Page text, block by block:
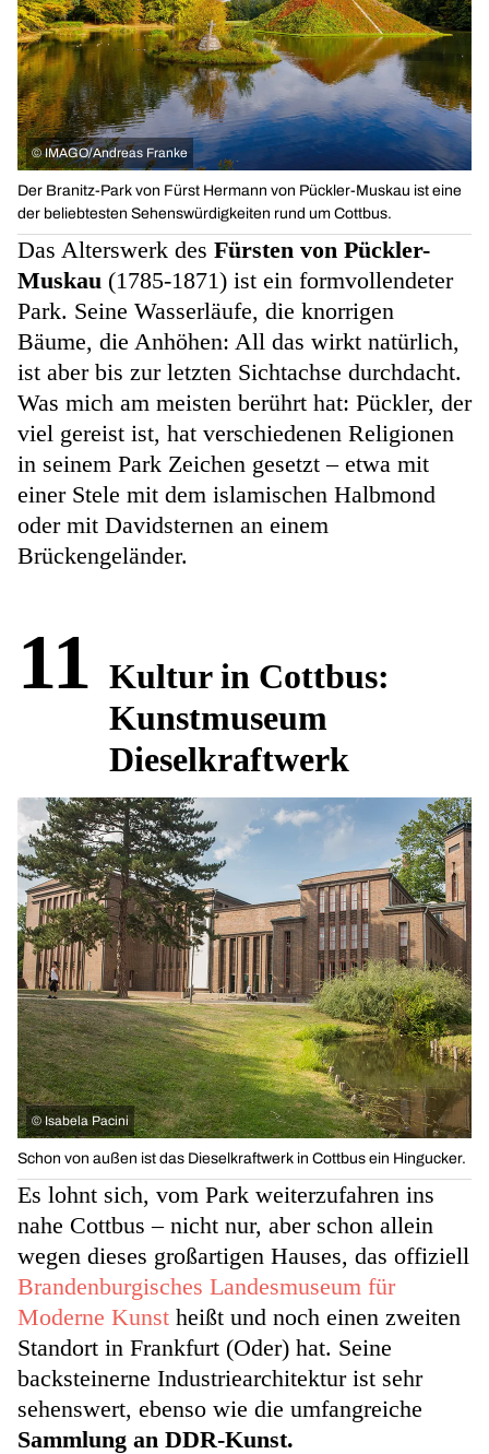
© IMAGO/Andreas Franke
Der Branitz-Park von Fürst Hermann von Pückler-Muskau ist eine
der beliebtesten Sehenswürdigkeiten rund um Cottbus.
Das Alterswerk des Fürsten von Pückler-
Muskau (1785-1871) ist ein formvollendeter
Park. Seine Wasserläufe, die knorrigen
Bäume, die Anhöhen: All das wirkt natürlich,
ist aber bis zur letzten Sichtachse durchdacht.
Was mich am meisten berührt hat: Pückler, der
viel gereist ist, hat verschiedenen Religionen
in seinem Park Zeichen gesetzt – etwa mit
einer Stele mit dem islamischen Halbmond
oder mit Davidsternen an einem
Brückengeländer.
11 Kultur in Cottbus:
Kunstmuseum
Dieselkraftwerk
© Isabela Pacini
Schon von außen ist das Dieselkraftwerk in Cottbus ein Hingucker.
Es lohnt sich, vom Park weiterzufahren ins
nahe Cottbus – nicht nur, aber schon allein
wegen dieses großartigen Hauses, das offiziell
Brandenburgisches Landesmuseum für
Moderne Kunst heißt und noch einen zweiten
Standort in Frankfurt (Oder) hat. Seine
backsteinerne Industriearchitektur ist sehr
sehenswert, ebenso wie die umfangreiche
Sammlung an DDR-Kunst.